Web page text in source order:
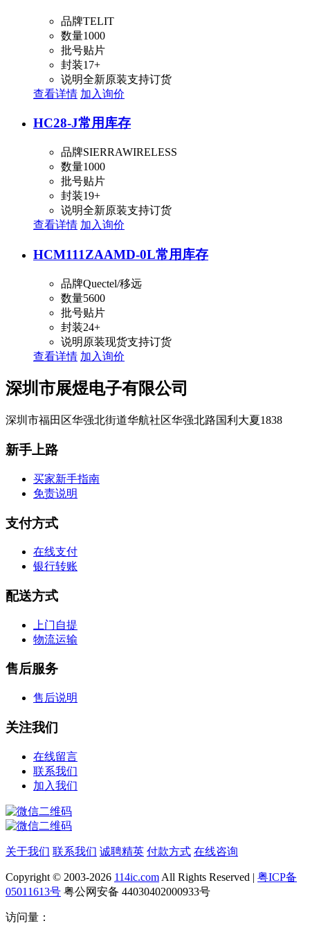
品牌TELIT
数量1000
批号贴片
封装17+
说明全新原装支持订货
查看详情 加入询价
HC28-J常用库存
品牌SIERRAWIRELESS
数量1000
批号贴片
封装19+
说明全新原装支持订货
查看详情 加入询价
HCM111ZAAMD-0L常用库存
品牌Quectel/移远
数量5600
批号贴片
封装24+
说明 原装现货支持订货
查看详情 加入询价
深圳市展煜电子有限公司
深圳市福田区华强北街道华航社区华强北路国利大夏1838
新手上路
买家新手指南
免责说明
支付方式
在线支付
银行转账
配送方式
上门自提
物流运输
售后服务
售后说明
关注我们
在线留言
联系我们
加入我们
关于我们 联系我们 诚聘精英 付款方式 在线咨询
Copyright © 2003-2026 114ic.com All Rights Reserved | 粤ICP备
05011613号 粤公网安备 44030402000933号
访问量：